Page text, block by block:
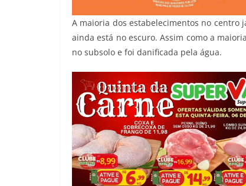
A maioria dos estabelecimentos no centro
ainda está no escuro. Assim como a
no subsolo e foi danificada pela água.